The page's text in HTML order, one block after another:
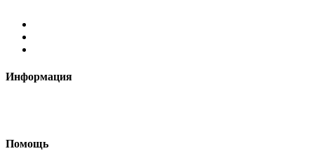
Информация
Помощь